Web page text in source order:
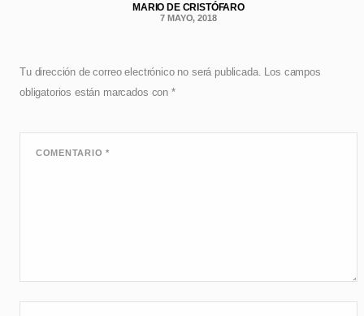
MARIO DE CRISTÓFARO
7 MAYO, 2018
Tu dirección de correo electrónico no será publicada. Los campos
obligatorios están marcados con *
COMENTARIO*